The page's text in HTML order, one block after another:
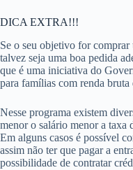
DICA EXTRA!!!
Se o seu objetivo for
talvez seja uma boa pedida
que é uma iniciativa do
para famílias com renda
Nesse programa existem
menor o salário menor a taxa
Em alguns casos é possível
assim não ter que pagar a
possibilidade de contratar